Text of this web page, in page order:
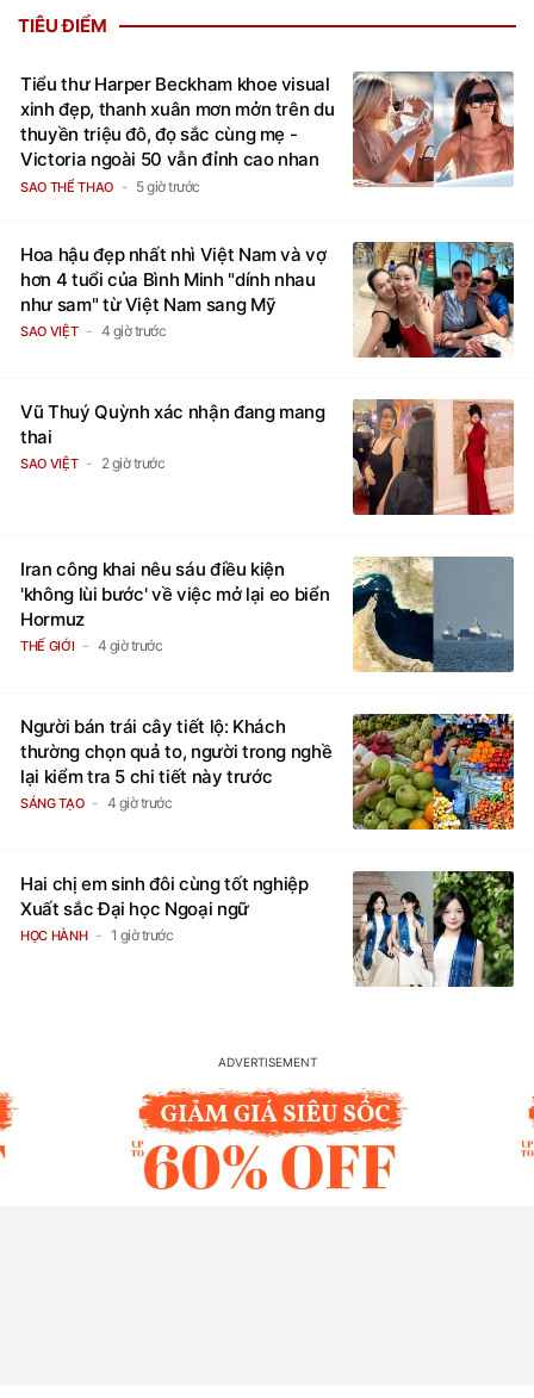
TIÊU ĐIỂM
Tiểu thư Harper Beckham khoe visual
xinh đẹp, thanh xuân mơn mởn trên du
thuyền triệu đô, đọ sắc cùng mẹ -
Victoria ngoài 50 vẫn đỉnh cao nhan
sắc
SAO THỂ THAO 5 giờ trước
Hoa hậu đẹp nhất nhì Việt Nam và vợ
hơn 4 tuổi của Bình Minh "dính nhau
như sam" từ Việt Nam sang Mỹ
SAO VIỆT 4 giờ trước
Vũ Thuý Quỳnh xác nhận đang mang
thai
SAO VIỆT 2 giờ trước
Iran công khai nêu sáu điều kiện
'không lùi bước' về việc mở lại eo biển
Hormuz
THẾ GIỚI 4 giờ trước
Người bán trái cây tiết lộ: Khách
thường chọn quả to, người trong nghề
lại kiểm tra 5 chi tiết này trước
SÁNG TẠO 4 giờ trước
Hai chị em sinh đôi cùng tốt nghiệp
Xuất sắc Đại học Ngoại ngữ
HỌC HÀNH 1 giờ trước